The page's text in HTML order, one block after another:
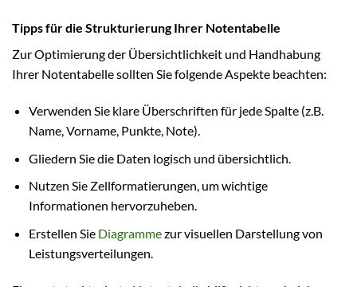
Tipps für die Strukturierung Ihrer Notentabelle
Zur Optimierung der Übersichtlichkeit und Handhabung
Ihrer Notentabelle sollten Sie folgende Aspekte beachten:
Verwenden Sie klare Überschriften für jede Spalte (z.B.
Name, Vorname, Punkte, Note).
Gliedern Sie die Daten logisch und übersichtlich.
Nutzen Sie Zellformatierungen, um wichtige
Informationen hervorzuheben.
Erstellen Sie Diagrammezur visuellen Darstellung von
Leistungsverteilungen.